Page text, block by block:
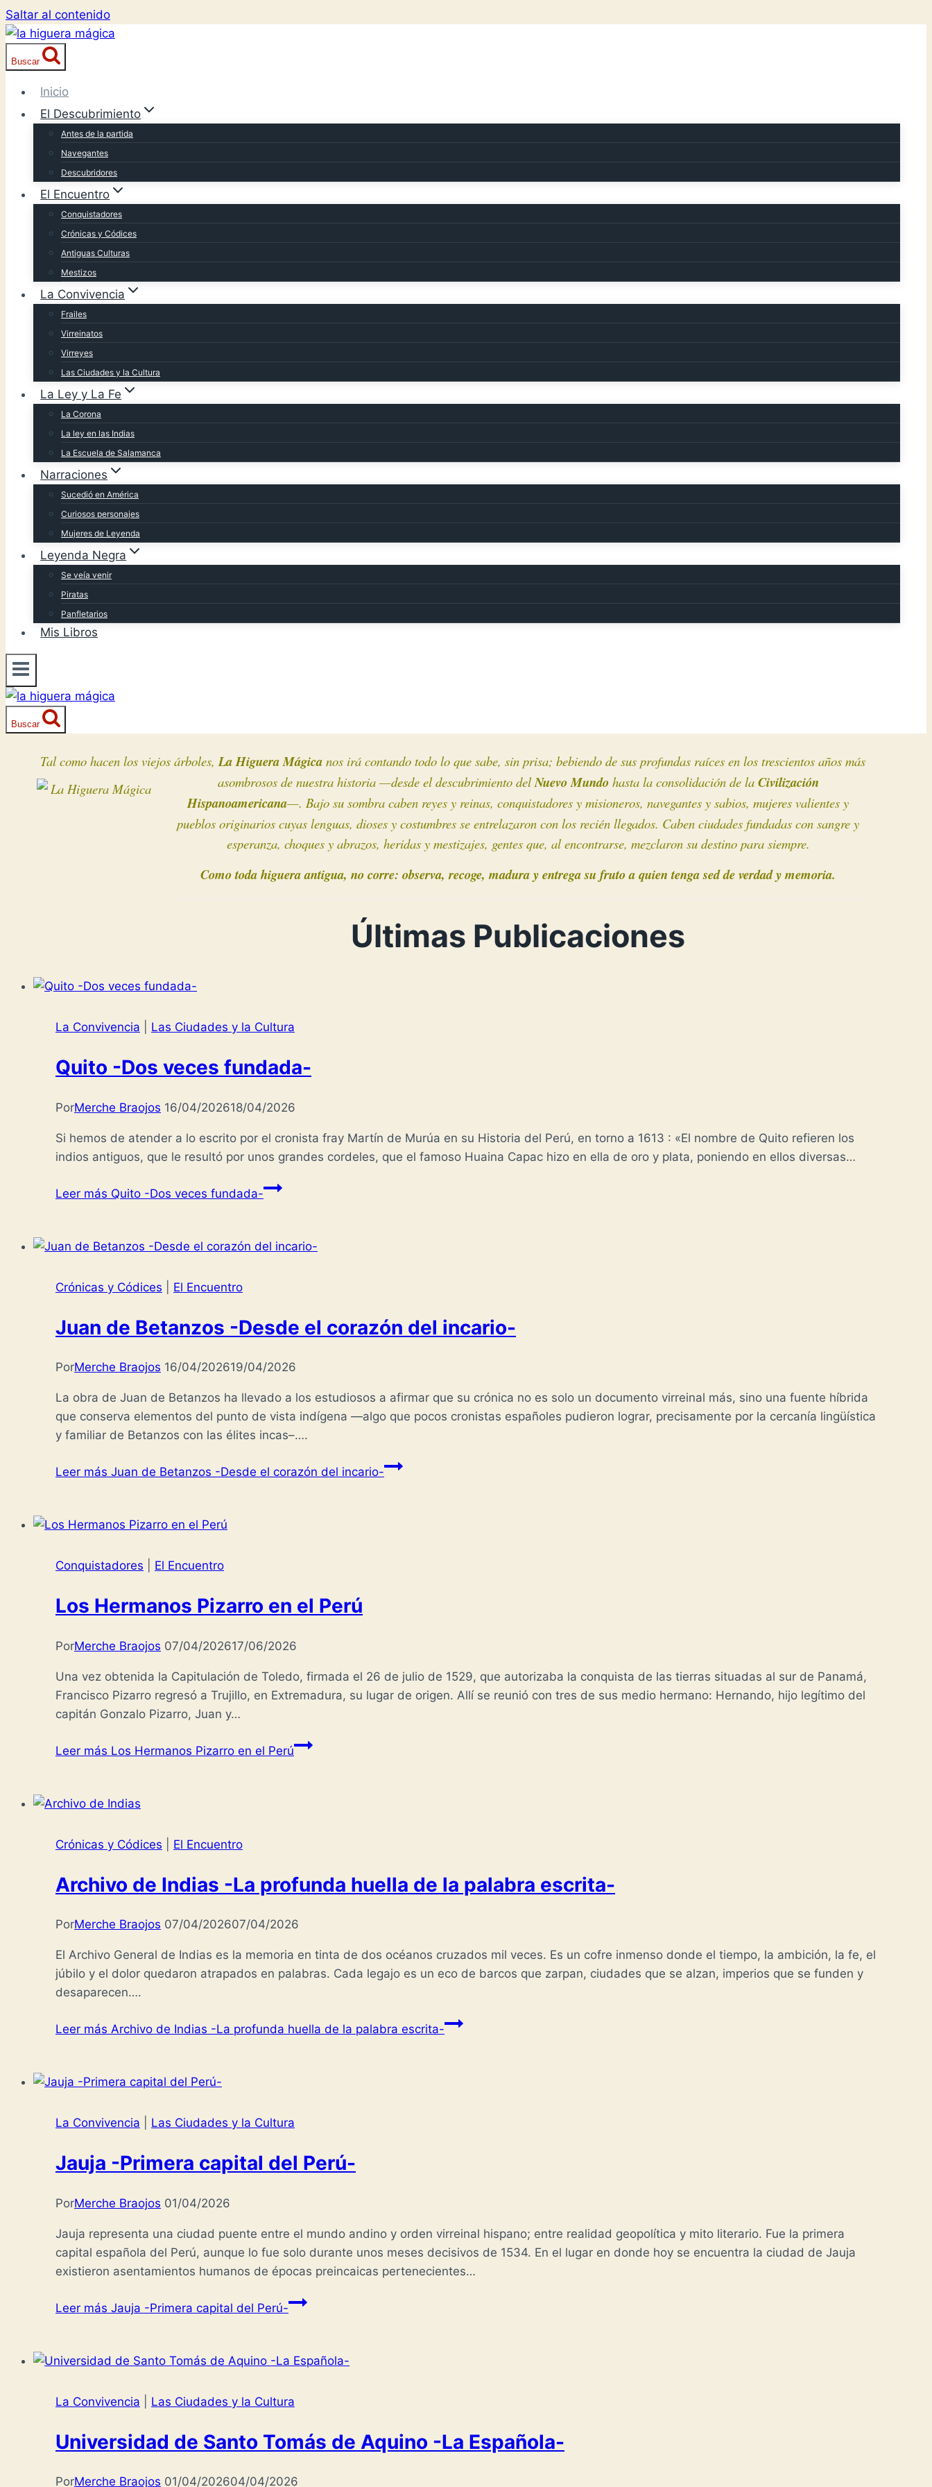
Saltar al contenido
Buscar
Inicio
El Descubrimiento
Antes de la partida
Navegantes
Descubridores
El Encuentro
Conquistadores
Crónicas y Códices
Antiguas Culturas
Mestizos
La Convivencia
Frailes
Virreinatos
Virreyes
Las Ciudades y la Cultura
La Ley y La Fe
La Corona
La ley en las Indias
La Escuela de Salamanca
Narraciones
Sucedió en América
Curiosos personajes
Mujeres de Leyenda
Leyenda Negra
Se veía venir
Piratas
Panfletarios
Mis Libros
Buscar
Tal como hacen los viejos árboles,La Higuera Mágica nos irá contando todo lo que sabe, sin prisa; bebiendo de sus profundas raíces en los trescientos años más
asombrosos de nuestra historia —desde el descubrimiento delNuevo Mundohasta la consolidación de la Civilización
Hispanoamericana—. Bajo su sombra caben reyes y reinas, conquistadores y misioneros, navegantes y sabios, mujeres valientes y
pueblos originarios cuyas lenguas, dioses y costumbres se entrelazaron con los recién llegados. Caben ciudades fundadas con sangre y
esperanza, choques y abrazos, heridas y mestizajes, gentes que, al encontrarse, mezclaron su destino para siempre.
Como toda higuera antigua, no corre: observa, recoge, madura y entrega su fruto a quien tenga sed de verdad y memoria.
Últimas Publicaciones
La Convivencia Las Ciudades y la Cultura
Quito -Dos veces fundada-
PorMerche Braojos 16/04/202618/04/2026
Si hemos de atender a lo escrito por el cronista fray Martín de Murúa en su Historia del Perú, en torno a 1613 : «El nombre de Quito refieren los
indios antiguos, que le resultó por unos grandes cordeles, que el famoso Huaina Capac hizo en ella de oro y plata, poniendo en ellos diversas…
Leer más Quito -Dos veces fundada-
Crónicas y Códices El Encuentro
Juan de Betanzos -Desde el corazón del incario-
PorMerche Braojos 16/04/202619/04/2026
La obra de Juan de Betanzos ha llevado a los estudiosos a afirmar que su crónica no es solo un documento virreinal más, sino una fuente híbrida
que conserva elementos del punto de vista indígena —algo que pocos cronistas españoles pudieron lograr, precisamente por la cercanía lingüística
y familiar de Betanzos con las élites incas–….
Leer más Juan de Betanzos -Desde el corazón del incario-
Conquistadores El Encuentro
Los Hermanos Pizarro en el Perú
PorMerche Braojos 07/04/202617/06/2026
Una vez obtenida la Capitulación de Toledo, firmada el 26 de julio de 1529, que autorizaba la conquista de las tierras situadas al sur de Panamá,
Francisco Pizarro regresó a Trujillo, en Extremadura, su lugar de origen. Allí se reunió con tres de sus medio hermano: Hernando, hijo legítimo del
capitán Gonzalo Pizarro, Juan y…
Leer más Los Hermanos Pizarro en el Perú
Crónicas y Códices El Encuentro
Archivo de Indias -La profunda huella de la palabra escrita-
PorMerche Braojos 07/04/202607/04/2026
El Archivo General de Indias es la memoria en tinta de dos océanos cruzados mil veces. Es un cofre inmenso donde el tiempo, la ambición, la fe, el
júbilo y el dolor quedaron atrapados en palabras. Cada legajo es un eco de barcos que zarpan, ciudades que se alzan, imperios que se funden y
desaparecen….
Leer más Archivo de Indias -La profunda huella de la palabra escrita-
La Convivencia Las Ciudades y la Cultura
Jauja -Primera capital del Perú-
PorMerche Braojos 01/04/2026
Jauja representa una ciudad puente entre el mundo andino y orden virreinal hispano; entre realidad geopolítica y mito literario. Fue la primera
capital española del Perú, aunque lo fue solo durante unos meses decisivos de 1534. En el lugar en donde hoy se encuentra la ciudad de Jauja
existieron asentamientos humanos de épocas preincaicas pertenecientes…
Leer más Jauja -Primera capital del Perú-
La Convivencia Las Ciudades y la Cultura
Universidad de Santo Tomás de Aquino -La Española-
PorMerche Braojos 01/04/202604/04/2026